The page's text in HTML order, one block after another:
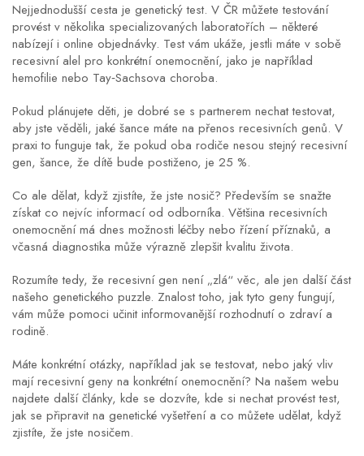
Nejjednodušší cesta je genetický test. V ČR můžete testování
provést v několika specializovaných laboratořích – některé
nabízejí i online objednávky. Test vám ukáže, jestli máte v sobě
recesivní alel pro konkrétní onemocnění, jako je například
hemofilie nebo Tay‑Sachsova choroba.
Pokud plánujete děti, je dobré se s partnerem nechat testovat,
aby jste věděli, jaké šance máte na přenos recesivních genů. V
praxi to funguje tak, že pokud oba rodiče nesou stejný recesivní
gen, šance, že dítě bude postiženo, je 25 %.
Co ale dělat, když zjistíte, že jste nosič? Především se snažte
získat co nejvíc informací od odborníka. Většina recesivních
onemocnění má dnes možnosti léčby nebo řízení příznaků, a
včasná diagnostika může výrazně zlepšit kvalitu života.
Rozumíte tedy, že recesivní gen není „zlá“ věc, ale jen další část
našeho genetického puzzle. Znalost toho, jak tyto geny fungují,
vám může pomoci učinit informovanější rozhodnutí o zdraví a
rodině.
Máte konkrétní otázky, například jak se testovat, nebo jaký vliv
mají recesivní geny na konkrétní onemocnění? Na našem webu
najdete další články, kde se dozvíte, kde si nechat provést test,
jak se připravit na genetické vyšetření a co můžete udělat, když
zjistíte, že jste nosičem.